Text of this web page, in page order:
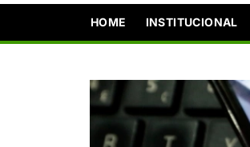
HOME INSTITUCIONAL